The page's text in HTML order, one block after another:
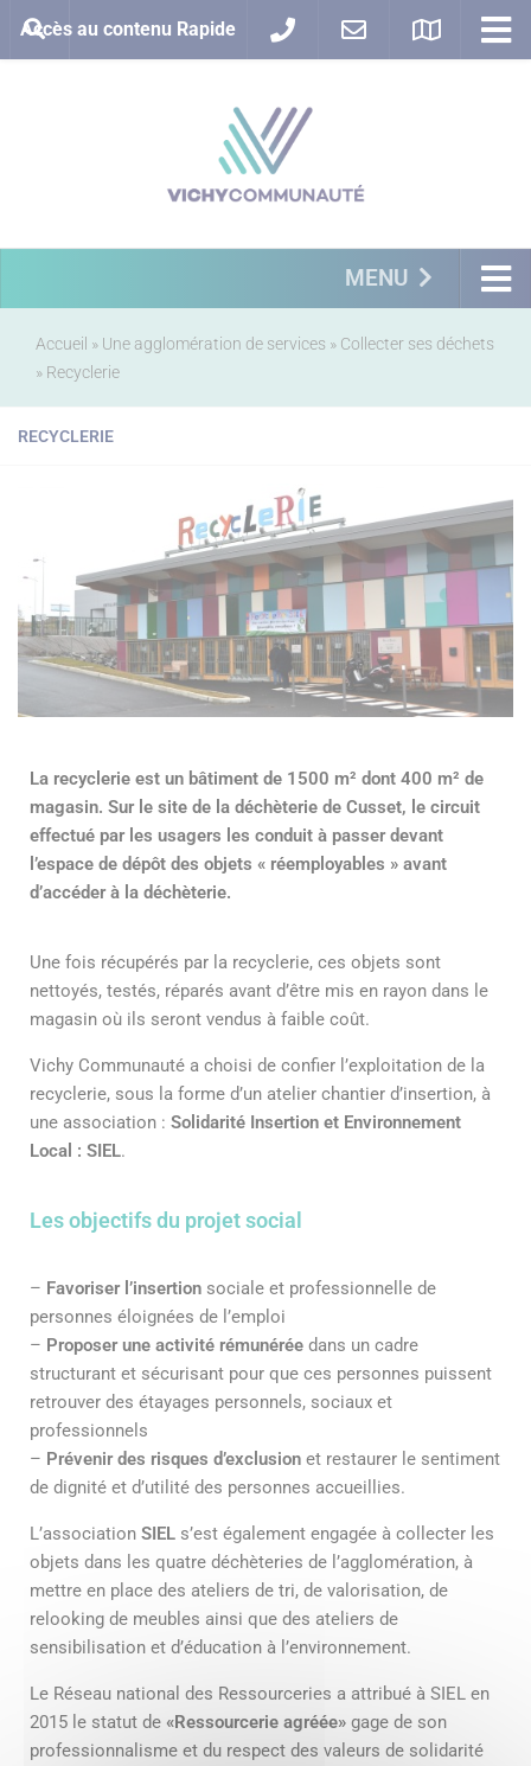
Accès au contenu Rapide
MENU
Accueil » Une agglomération de services » Collecter ses déchets
» Recyclerie
RECYCLERIE
La recyclerie est un bâtiment de 1500 m² dont 400 m² de
magasin. Sur le site de la déchèterie de Cusset, le circuit
effectué par les usagers les conduit à passer devant
l’espace de dépôt des objets « réemployables » avant
d’accéder à la déchèterie.
Une fois récupérés par la recyclerie, ces objets sont
nettoyés, testés, réparés avant d’être mis en rayon dans le
magasin où ils seront vendus à faible coût.
Vichy Communauté a choisi de confier l’exploitation de la
recyclerie, sous la forme d’un atelier chantier d’insertion, à
une association : Solidarité Insertion et Environnement
Local : SIEL.
Les objectifs du projet social
– Favoriser l’insertion sociale et professionnelle de
personnes éloignées de l’emploi
– Proposer une activité rémunérée dans un cadre
structurant et sécurisant pour que ces personnes puissent
retrouver des étayages personnels, sociaux et
professionnels
– Prévenir des risques d’exclusion et restaurer le sentiment
de dignité et d’utilité des personnes accueillies.
L’association SIEL s’est également engagée à collecter les
objets dans les quatre déchèteries de l’agglomération, à
mettre en place des ateliers de tri, de valorisation, de
relooking de meubles ainsi que des ateliers de
sensibilisation et d’éducation à l’environnement.
Le Réseau national des Ressourceries a attribué à SIEL en
2015 le statut de «Ressourcerie agréée» gage de son
professionnalisme et du respect des valeurs de solidarité